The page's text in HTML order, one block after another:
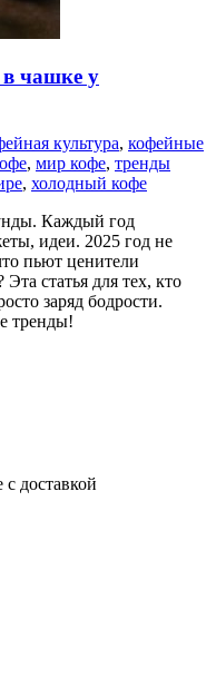
чашке у
культура, кофейные
, мир кофе, тренды
, холодный кофе
Каждый год
идеи. 2025 год не
пьют ценители
статья для тех, кто
заряд бодрости.
тренды!